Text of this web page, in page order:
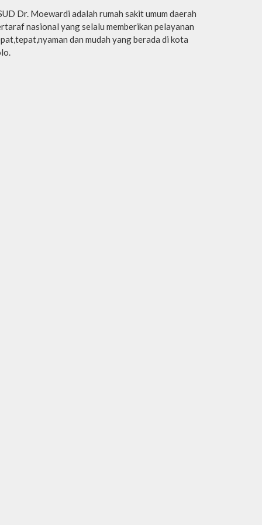
Dr. Moewardi adalah rumah sakit umum daerah
nasional yang selalu memberikan pelayanan
dan mudah yang berada di kota